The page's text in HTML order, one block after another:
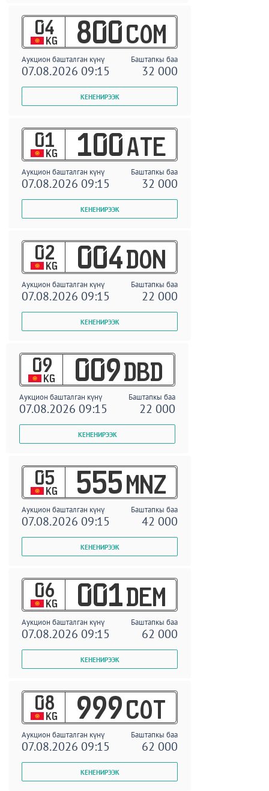
04
KG 800 COM
Аукцион башталган күнү Баштапкы баа
07.08.2026 09:15 32 000
01
KG 100 ATE
Аукцион башталган күнү Баштапкы баа
07.08.2026 09:15 32 000
02
KG 004 DON
Аукцион башталган күнү Баштапкы баа
07.08.2026 09:15 22 000
09
KG 009 DBD
Аукцион башталган күнү Баштапкы баа
07.08.2026 09:15 22 000
05
KG 555 MNZ
Аукцион башталган күнү Баштапкы баа
07.08.2026 09:15 42 000
06
KG 001 DEM
Аукцион башталган күнү Баштапкы баа
07.08.2026 09:15 62 000
08
KG 999 COT
Аукцион башталган күнү Баштапкы баа
07.08.2026 09:15 62 000